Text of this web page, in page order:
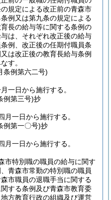
規定による改正前の青森市
例又は第九条の規定による
長の給与等に関する条例の
は、それぞれ改正後の給与
例、改正後の任期付職員条
は改正後の教育長給与条例
す。
条例第六二号)
一日から施行する。
例第三号)抄
月一日から施行する。
例第一〇号)抄
月一日から施行する。
市特別職の職員の給与に関す
青森市常勤の特別職の職員
市職員の退職手当に関する
する条例及び青森市教育委
方教育行政の組織及び運営